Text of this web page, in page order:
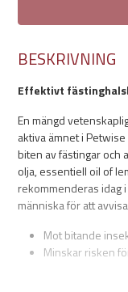
BESKRIVNING
Effektivt
En mängd
aktiva ämnet i
biten av fästingar och
olja, essentiell oil of
rekommenderas idag
människa för att
Mot bitande
Minskar risken